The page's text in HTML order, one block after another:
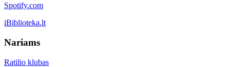
Spotify.com
iBiblioteka.lt
Nariams
Ratilio klubas